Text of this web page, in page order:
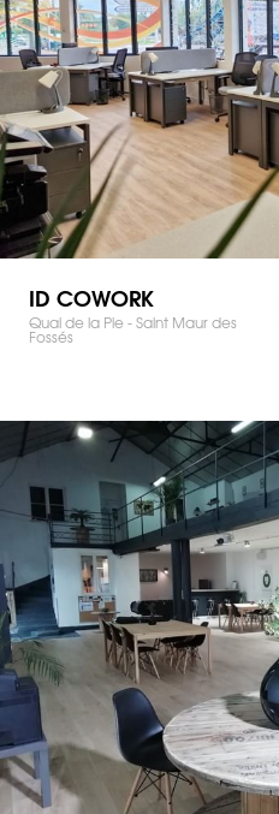
ID COWORK
Quai de la Pie - Saint Maur des
Fossés